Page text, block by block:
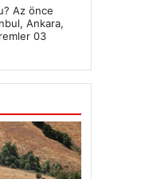
Az önce
Ankara,
03